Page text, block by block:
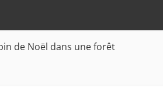
de Noël dans une forêt